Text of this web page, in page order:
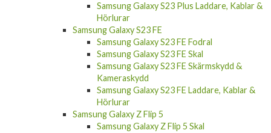
Samsung Galaxy S23 Plus Laddare, Kablar &
Hörlurar
Samsung Galaxy S23 FE
Samsung Galaxy S23 FE Fodral
Samsung Galaxy S23 FE Skal
Samsung Galaxy S23 FE Skärmskydd &
Kameraskydd
Samsung Galaxy S23 FE Laddare, Kablar &
Hörlurar
Samsung Galaxy Z Flip 5
Samsung Galaxy Z Flip 5 Skal